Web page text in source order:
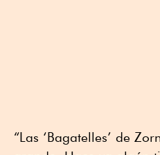
“Las ‘Bagatelles’ de